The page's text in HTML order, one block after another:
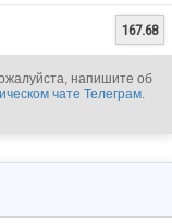
167.68
напишите об
чате Телеграм